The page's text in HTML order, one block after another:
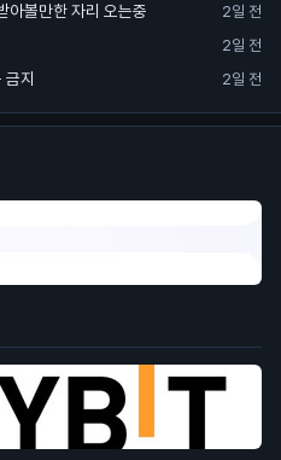
아볼만한 자리 오는중 2일 전
2일 전
지 2일 전